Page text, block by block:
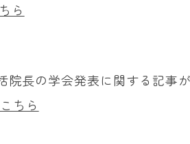
ら
長の学会発表に関する記事
ちら